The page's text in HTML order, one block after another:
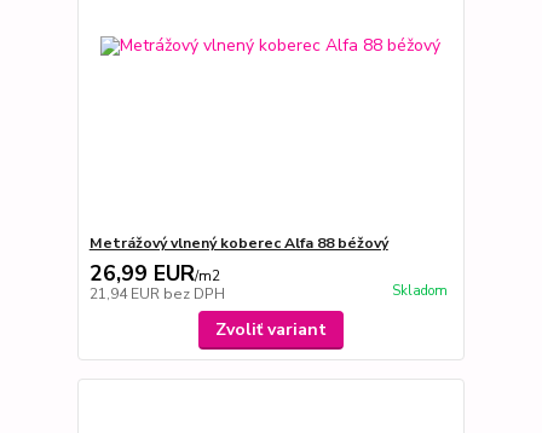
Metrážový vlnený koberec Alfa 88 béžový
26,99 EUR/m2
21,94 EUR bez DPH Skladom
Zvoliť variant